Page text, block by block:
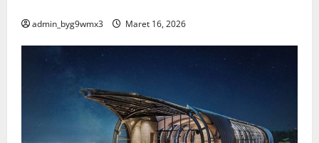
admin_byg9wmx3 Maret 16, 2026